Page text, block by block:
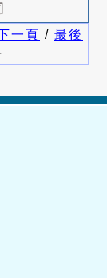
一頁 / 最後